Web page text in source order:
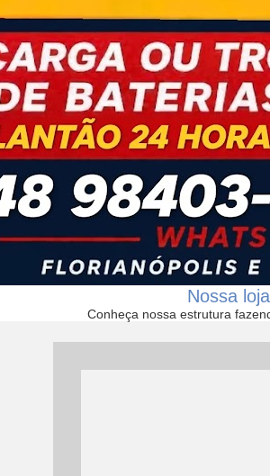
Nossa loja
Conheça nossa estrutura